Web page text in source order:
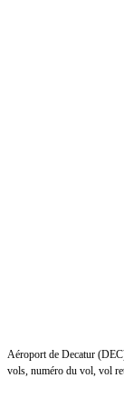
Aéroport de Decatur
vols, numéro du vol, vol